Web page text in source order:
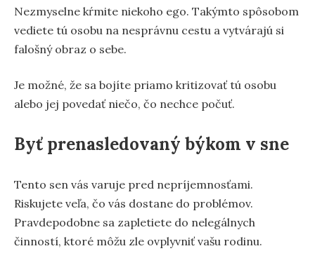
Nezmyselne kŕmite niekoho ego. Takýmto spôsobom
vediete tú osobu na nesprávnu cestu a vytvárajú si
falošný obraz o sebe.
Je možné, že sa bojíte priamo kritizovať tú osobu
alebo jej povedať niečo, čo nechce počuť.
Byť prenasledovaný býkom v sne
Tento sen vás varuje pred nepríjemnosťami.
Riskujete veľa, čo vás dostane do problémov.
Pravdepodobne sa zapletiete do nelegálnych
činností, ktoré môžu zle ovplyvniť vašu rodinu.